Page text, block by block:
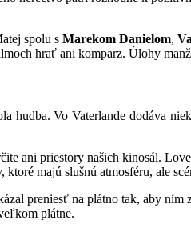
spolu s Marekom Danielom,
hrať ani komparz. Úlohy
hudba. Vo Vaterlande dodáva
ani priestory našich kinosál.
majú slušnú atmosféru, ale
preniesť na plátno tak, aby
plátne.